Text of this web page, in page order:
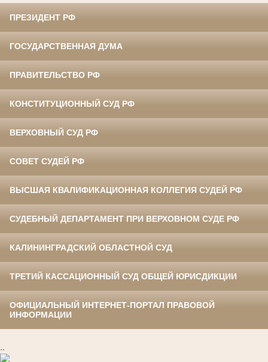
ПРЕЗИДЕНТ РФ
ГОСУДАРСТВЕННАЯ ДУМА
ПРАВИТЕЛЬСТВО РФ
КОНСТИТУЦИОННЫЙ СУД РФ
ВЕРХОВНЫЙ СУД РФ
СОВЕТ СУДЕЙ РФ
ВЫСШАЯ КВАЛИФИКАЦИОННАЯ КОЛЛЕГИЯ СУДЕЙ РФ
СУДЕБНЫЙ ДЕПАРТАМЕНТ ПРИ ВЕРХОВНОМ СУДЕ РФ
КАЛИНИНГРАДСКИЙ ОБЛАСТНОЙ СУД
ТРЕТИЙ КАССАЦИОННЫЙ СУД ОБЩЕЙ ЮРИСДИКЦИИ
ОФИЦИАЛЬНЫЙ ИНТЕРНЕТ-ПОРТАЛ ПРАВОВОЙ
ИНФОРМАЦИИ